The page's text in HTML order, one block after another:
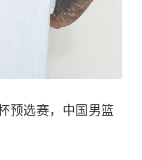
预选赛，中国男篮